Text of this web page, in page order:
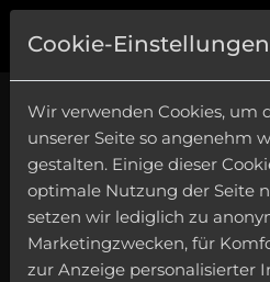
Cookie-Einstellungen
Wir verwenden Cookies, um
unserer Seite so angenehm
gestalten. Einige dieser
optimale Nutzung der Seite
setzen wir lediglich zu
Marketingzwecken, für
zur Anzeige personalisierter